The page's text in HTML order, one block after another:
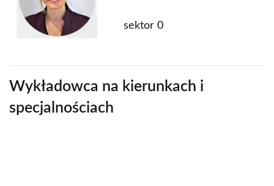
sektor 0
Wykładowca na kierunkach i
specjalnościach